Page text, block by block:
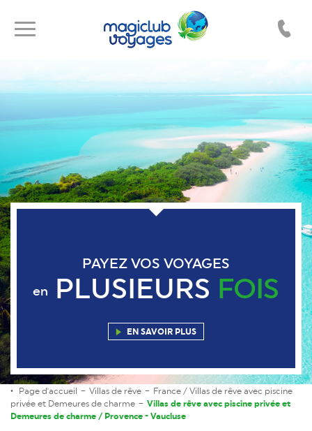
Toggle
Toggle
navigation
PAYEZ VOS VOYAGES
en PLUSIEURS FOIS
EN SAVOIR PLUS
Page d'accueil Villas de rêve
France / Villas de rêve avec piscine
privée et Demeures de charme
Villas de rêve avec piscine privée et
Demeures de charme / Provence - Vaucluse